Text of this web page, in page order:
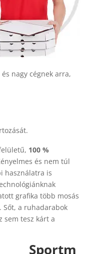
nagy cégnek arra,
100 %
és nem túl
használatra is
grafika több mosás
Sőt, a ruhadarabok
sem tesz kárt a
Sportm